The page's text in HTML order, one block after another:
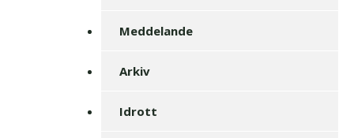
Meddelande
Arkiv
Idrott